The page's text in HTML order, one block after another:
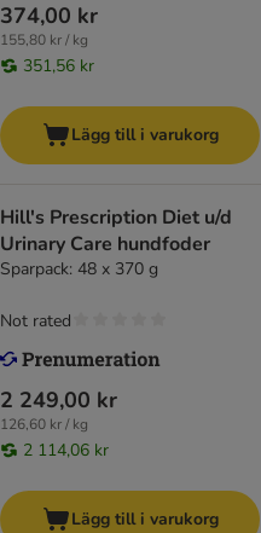
374,00 kr
155,80 kr / kg
351,56 kr
Lägg till i varukorg
Hill's Prescription Diet u/d
Urinary Care hundfoder
Sparpack: 48 x 370 g
2 249,00 kr
126,60 kr / kg
2 114,06 kr
Not rated
Lägg till i varukorg